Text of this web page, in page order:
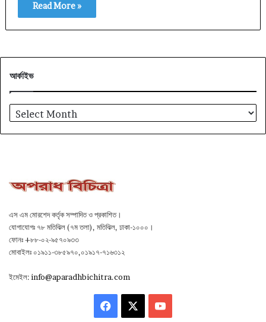
Read More »
আর্কাইভ
আর্কাইভ
এস এম মোরশেদ কর্তৃক সম্পাদিত ও প্রকাশিত।
যোগাযোগঃ ৭৮ মতিঝিল (৭ম তলা), মতিঝিল, ঢাকা-১০০০।
ফোনঃ +৮৮-০২-৯৫৭০৯৩৩
মোবাইলঃ ০১৯১১-৩৮৫৯৭০,০১৯১৭-৭১৬৩১২
ইমেইল:info@aparadhbichitra.com
Facebook YouTube